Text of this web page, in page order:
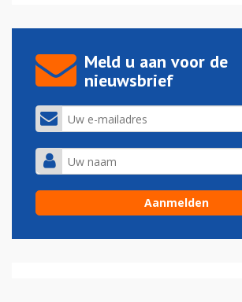
Meld u aan voor de
nieuwsbrief